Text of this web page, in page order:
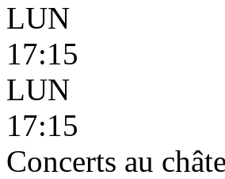
LUN
17:15
LUN
17:15
Concerts au